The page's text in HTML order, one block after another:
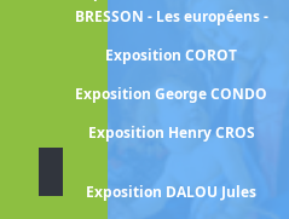
BRESSON - Les européens -
Exposition COROT
Exposition George CONDO
Exposition Henry CROS
Exposition DALOU Jules